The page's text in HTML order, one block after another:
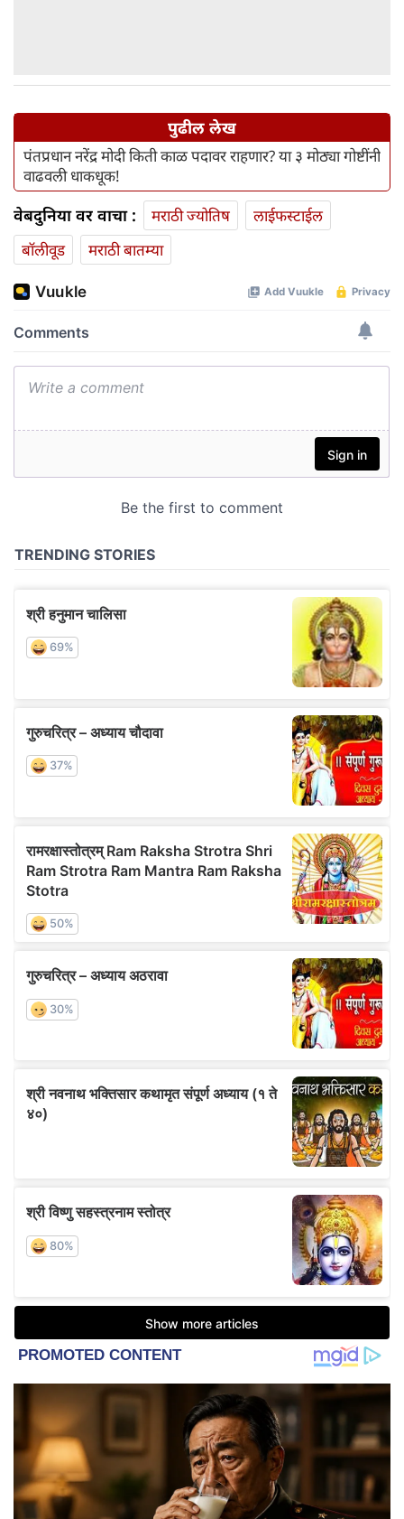
पुढील लेख
पंतप्रधान नरेंद्र मोदी किती काळ पदावर राहणार? या ३ मोठ्या गोष्टींनी
वाढवली धाकधूक!
वेबदुनिया वर वाचा : मराठी ज्योतिष
लाईफस्टाईल
बॉलीवूड
मराठी बातम्या